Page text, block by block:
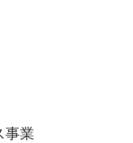
事業